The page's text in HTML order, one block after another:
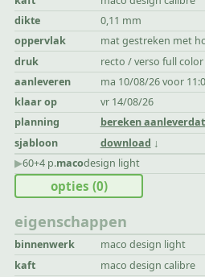
dikte
0,11 mm
oppervlak
mat gestreken met
druk
recto / verso full color
aanleveren
ma 10/08/26 voor
klaar op
vr 14/08/26
planning
bereken
sjabloon
download
▶︎60+4 p.macodesign light
eigenschappen
binnenwerk maco design light
kaft
maco design calibre
opties (0)